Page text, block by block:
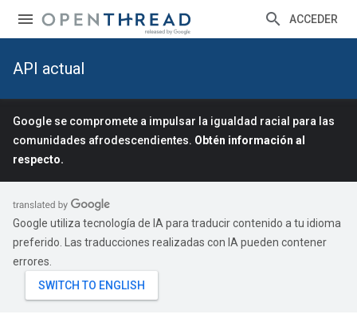
ACCEDER
API actual
Google se compromete a impulsar la igualdad racial para las
comunidades afrodescendientes. Obtén información al
respecto.
Google utiliza tecnología de IA para traducir contenido a tu idioma
preferido. Las traducciones realizadas con IA pueden contener
errores.